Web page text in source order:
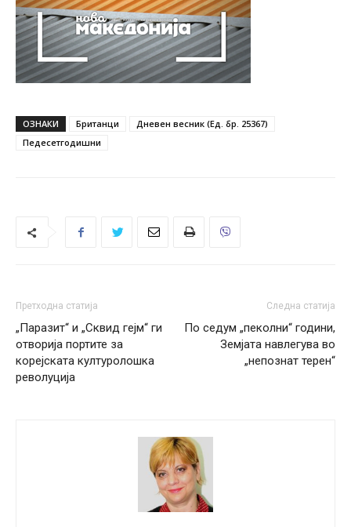
ОЗНАКИ Британци
Дневен весник (Ед. бр. 25367)
Педесетгодишни
Претходна статија
„Паразит“ и „Сквид гејм“ ги
отворија портите за
корејската културолошка
револуција
Следна статија
По седум „пеколни“ години,
Земјата навлегува во
„непознат терен“